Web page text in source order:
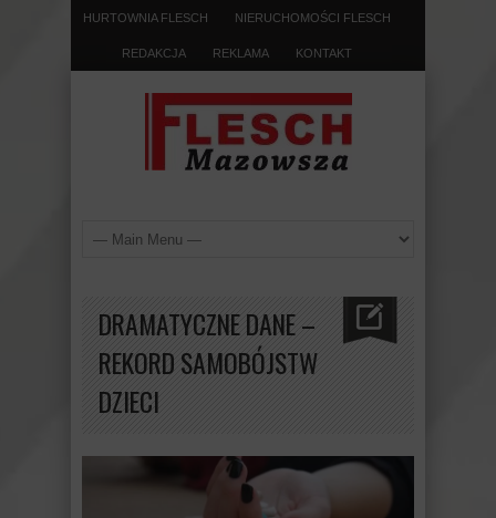
HURTOWNIA FLESCH NIERUCHOMOŚCI FLESCH
REDAKCJA REKLAMA KONTAKT
DRAMATYCZNE DANE –
REKORD SAMOBÓJSTW
DZIECI